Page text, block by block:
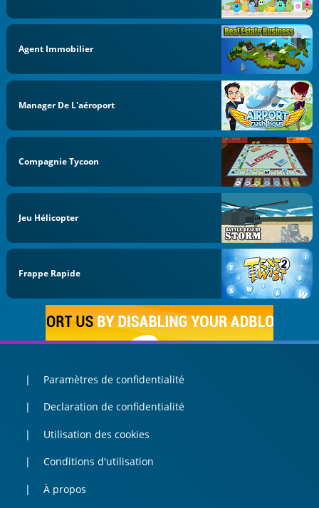
Agent Immobilier
Manager De L'aéroport
Compagnie Tycoon
Jeu Hélicopter
Frappe Rapide
Paramètres de confidentialité
Declaration de confidentialité
Utilisation des cookies
Conditions d'utilisation
À propos